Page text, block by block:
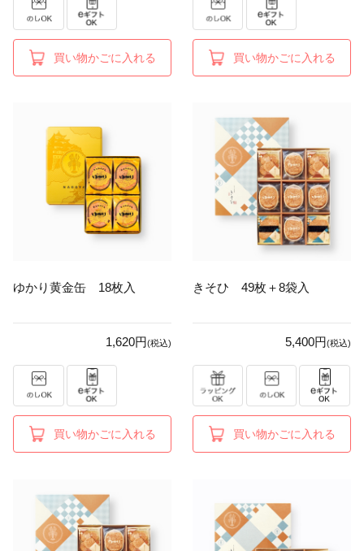
買い物かごに入れる 買い物かごに入れる
ゆかり黄金缶 18枚入
1,620円(税込)
買い物かごに入れる
きそひ 49枚＋8袋入
5,400円(税込)
買い物かごに入れる